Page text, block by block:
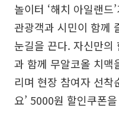
놀이터 ‘해치 아일랜드
관광객과 시민이 함께
눈길을 끈다. 자신만의
과 함께 무알코올 치맥
리며 현장 참여자 선착
요’ 5000원 할인쿠폰